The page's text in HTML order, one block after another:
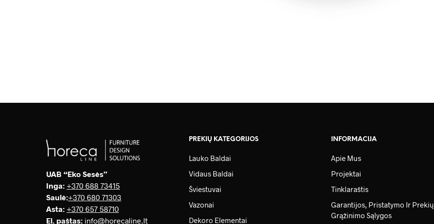
UAB “Eko Sesės”
Inga: +370 688 73415
Saulė:+370 680 71303
Asta: +370 657 58710
El. paštas: info@horecaline.lt
PREKIŲ KATEGORIJOS
Lauko Baldai
Vidaus Baldai
Šviestuvai
Vazonai
Dekoro Elementai
INFORMACIJA
Apie Mus
Projektai
Tinklaraštis
Garantijos, Pristatymo Ir Prekių
Grąžinimo Sąlygos